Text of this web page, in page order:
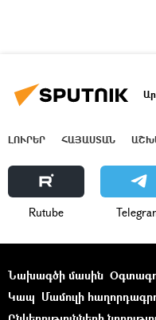
ԼՈՒՐԵՐ ՀԱՅԱՍՏԱՆ
Rutube
Նախագծի մասին
Կապ Մամուլի